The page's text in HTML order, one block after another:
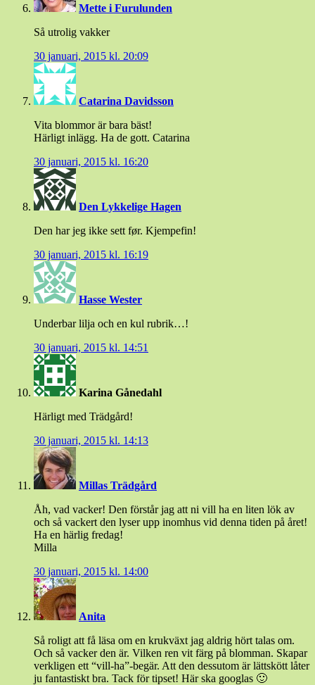
Mette i Furulunden
Så utrolig vakker
30 januari, 2015 kl. 20:09
Catarina Davidsson
Vita blommor är bara bäst!
Härligt inlägg. Ha de gott. Catarina
30 januari, 2015 kl. 16:20
Den Lykkelige Hagen
Den har jeg ikke sett før. Kjempefin!
30 januari, 2015 kl. 16:19
Hasse Wester
Underbar lilja och en kul rubrik…!
30 januari, 2015 kl. 14:51
Karina Gånedahl
Härligt med Trädgård!
30 januari, 2015 kl. 14:13
Millas Trädgård
Åh, vad vacker! Den förstår jag att ni vill ha en liten lök av
och så vackert den lyser upp inomhus vid denna tiden på året!
Ha en härlig fredag!
Milla
30 januari, 2015 kl. 14:00
Anita
Så roligt att få läsa om en krukväxt jag aldrig hört talas om.
Och så vacker den är. Vilken ren vit färg på blomman. Skapar
verkligen ett “vill-ha”-begär. Att den dessutom är lättskött låter
ju fantastiskt bra. Tack för tipset! Här ska googlas 🙂